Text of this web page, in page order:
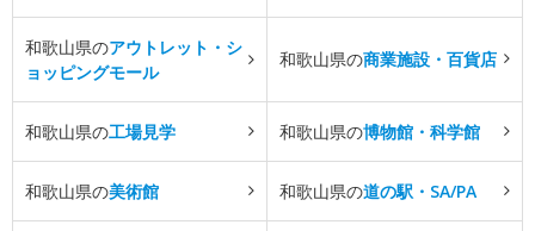
和歌山県のアウトレット・シ
ョッピングモール
和歌山県の商業施設・百貨店
和歌山県の工場見学 和歌山県の博物館・科学館
和歌山県の美術館 和歌山県の道の駅・SA/PA